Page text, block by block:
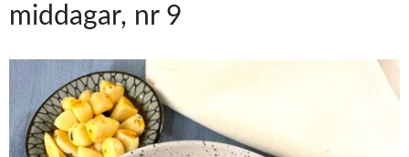
middagar, nr 9